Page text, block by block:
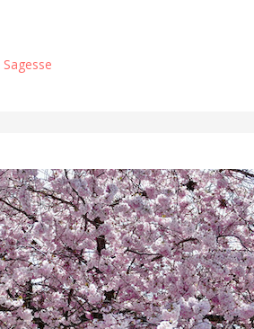
Sagesse